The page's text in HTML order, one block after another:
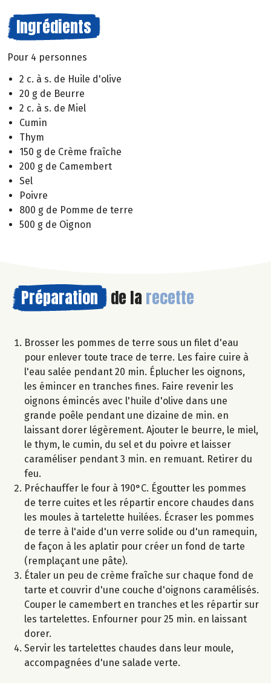
Ingrédients
Pour 4 personnes
2 c. à s. de Huile d'olive
20 g de Beurre
2 c. à s. de Miel
Cumin
Thym
150 g de Crème fraîche
200 g de Camembert
Sel
Poivre
800 g de Pomme de terre
500 g de Oignon
Préparation de la recette
Brosser les pommes de terre sous un filet d'eau
pour enlever toute trace de terre. Les faire cuire à
l'eau salée pendant 20 min. Éplucher les oignons,
les émincer en tranches fines. Faire revenir les
oignons émincés avec l'huile d'olive dans une
grande poêle pendant une dizaine de min. en
laissant dorer légèrement. Ajouter le beurre, le miel,
le thym, le cumin, du sel et du poivre et laisser
caraméliser pendant 3 min. en remuant. Retirer du
feu.
Préchauffer le four à 190°C. Égoutter les pommes
de terre cuites et les répartir encore chaudes dans
les moules à tartelette huilées. Écraser les pommes
de terre à l'aide d'un verre solide ou d'un ramequin,
de façon à les aplatir pour créer un fond de tarte
(remplaçant une pâte).
Étaler un peu de crème fraîche sur chaque fond de
tarte et couvrir d'une couche d'oignons caramélisés.
Couper le camembert en tranches et les répartir sur
les tartelettes. Enfourner pour 25 min. en laissant
dorer.
Servir les tartelettes chaudes dans leur moule,
accompagnées d'une salade verte.